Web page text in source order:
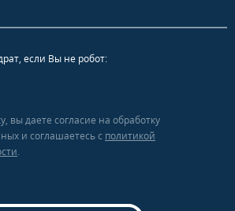
если Вы не робот:
вы даете согласие на обработку
и соглашаетесь c политикой
.